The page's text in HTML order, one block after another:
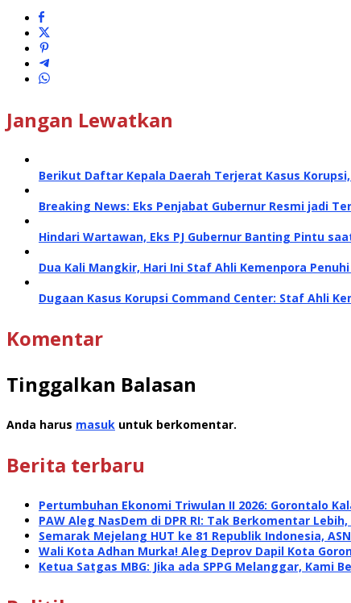
Jangan Lewatkan
Berikut Daftar Kepala Daerah Terjerat Kasus
Breaking News: Eks Penjabat Gubernur Resmi jadi
Hindari Wartawan, Eks PJ Gubernur Banting Pintu
Dua Kali Mangkir, Hari Ini Staf Ahli Kemenpora
Dugaan Kasus Korupsi Command Center: Staf Ahli
Komentar
Tinggalkan Balasan
Anda harus masuk untuk berkomentar.
Berita terbaru
Pertumbuhan Ekonomi Triwulan II 2026: Gorontalo
PAW Aleg NasDem di DPR RI: Tak Berkomentar
Semarak Mejelang HUT ke 81 Republik Indonesia,
Wali Kota Adhan Murka! Aleg Deprov Dapil Kota
Ketua Satgas MBG: Jika ada SPPG Melanggar, Kami